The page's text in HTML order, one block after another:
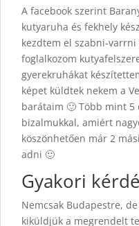
A facebook szerint
kutyaruha és fekhely
kezdtem el szabni-varrni
foglalkozom
gyerekruhákat
képet küldtek nekem a
barátaim 🙂 Több mint
bizalmukkal, amiért
köszönhetően már 2
adni 🙂
Gyakori
Nemcsak Budapestre,
kiküldjük a megrendelt